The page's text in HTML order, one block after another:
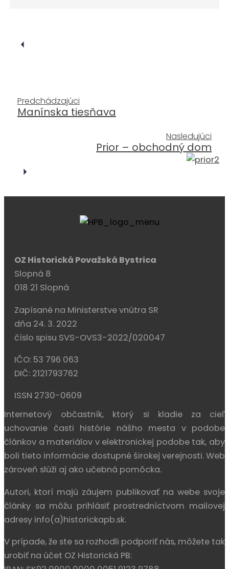
Predchádzajúci
Manínska tiesňava
Nasledujúci
Prior – obchodný dom
OZ Historická Považská Bystrica
Slopná 8
018 21 Slopná
Zapísané na Ministerstve vnútra SR
dňa 24. 3. 2022
číslo spisu SVS-OVS3-2022/020047
IČO: 53 796 063
DIČ: 2121793762
ISSN 2730-0609
Internetový občastník, ktorý si kladie za cieľ
uchovanie časti histórie nášho mesta v podobe
článkov a materiálov v elektronickej podobe tak, aby
boli tieto informácie dostupné širokej verejnosti. Web
zároveň slúži aj ako učebná pomôcka.
Autori, ktorí majú záujem publikovať na webe svoje
články sa môžu prihlásiť prostredníctvom mailovej
adresy info(a)historickapb.sk.
V prípade, že ste sa rozhodli podporiť nás, môžete tak
urobiť na účet OZ Historická PB: